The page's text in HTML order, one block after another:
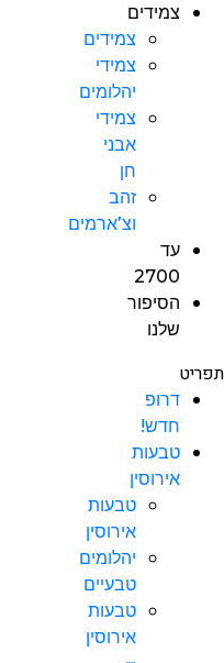
צמידים
צמידים
צמידי
יהלומים
צמידי
אבני
חן
זהב
וצ’ארמים
עד
2700
הסיפור
שלנו
תפריט
דרופ
חדש!
טבעות
אירוסין
טבעות
אירוסין
יהלומים
טבעיים
טבעות
אירוסין